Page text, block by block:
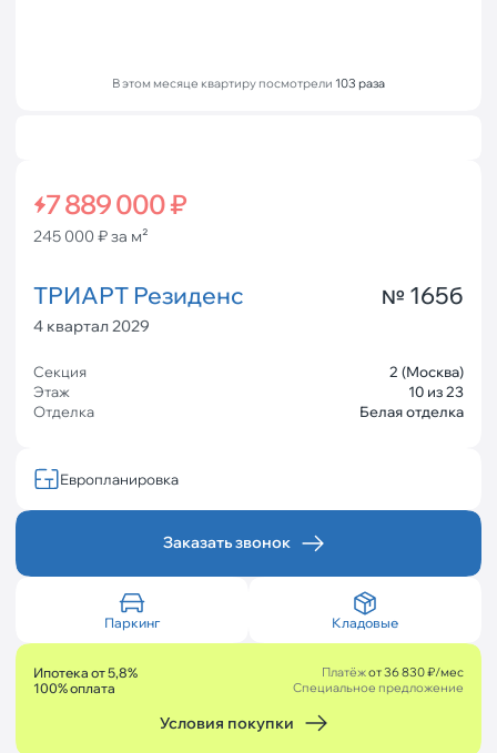
7 889 000 ₽
245 000 ₽ за м²
ТРИАРТ Резиденс № 165б
4 квартал 2029
Секция
2 (Москва)
Этаж
10 из 23
Отделка
Белая отделка
Европланировка
Заказать звонок
Паркинг Кладовые
В этом месяце квартиру посмотрели 103 раза
Ипотека от 5,8% Платёжот 36 830 ₽/мес
100% оплата Специальное предложение
Условия покупки